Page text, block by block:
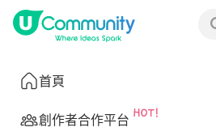
首頁
創作者合作平台